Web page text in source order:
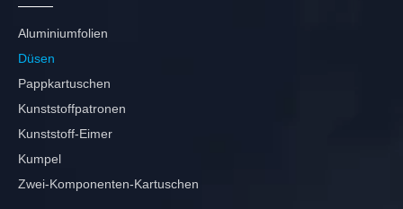
Aluminiumfolien
Düsen
Pappkartuschen
Kunststoffpatronen
Kunststoff-Eimer
Kumpel
Zwei-Komponenten-Kartuschen